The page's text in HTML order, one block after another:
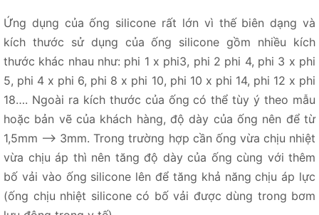
Ứng dụng của ống silicone rất lớn vì thế biên dạng và
kích thước sử dụng của ống silicone gồm nhiều kích
thước khác nhau như: phi 1 x phi3, phi 2 phi 4, phi 3 x phi
5, phi 4 x phi 6, phi 8 x phi 10, phi 10 x phi 14, phi 12 x phi
18…. Ngoài ra kích thước của ống có thể tùy ý theo mẫu
hoặc bản vẽ của khách hàng, độ dày của ống nên để từ
1,5mm –> 3mm. Trong trường hợp cần ống vừa chịu nhiệt
vừa chịu áp thì nên tăng độ dày của ống cùng với thêm
bố vải vào ống silicone lên để tăng khả năng chịu áp lực
(ống chịu nhiệt silicone có bố vải được dùng trong bơm